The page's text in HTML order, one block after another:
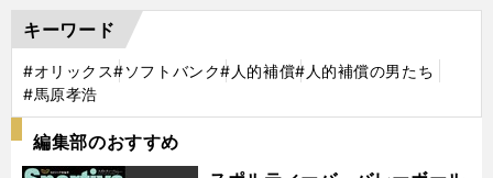
キーワード
#オリックス#ソフトバンク#人的補償#人的補償の男たち
#馬原孝浩
編集部のおすすめ